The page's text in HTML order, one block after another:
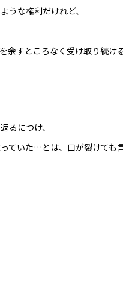
うな権利だけれど、
余すところなく受け取り続け
るにつけ、
ていた…とは、口が裂けても